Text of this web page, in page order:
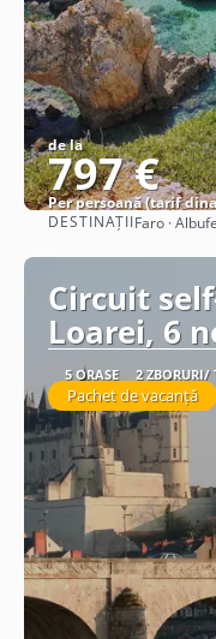
de la
797 €
Per persoană (tarif
DESTINAȚIIFaro ·
Circuit
Loarei, 6
5 ORAȘE 2 ZBORURI/
Pachet de vacanță